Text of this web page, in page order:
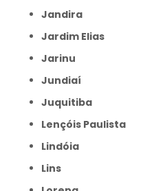
Jandira
Jardim Elias
Jarinu
Jundiaí
Juquitiba
Lençóis Paulista
Lindóia
Lins